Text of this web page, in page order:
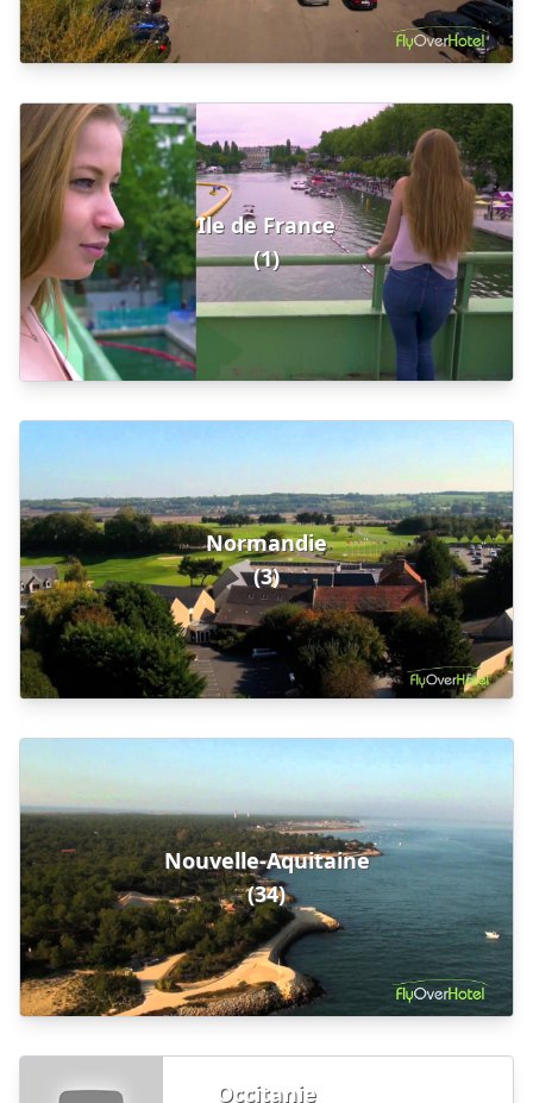
Ile de France
(1)
Normandie
(3)
Nouvelle-Aquitaine
(34)
Occitanie